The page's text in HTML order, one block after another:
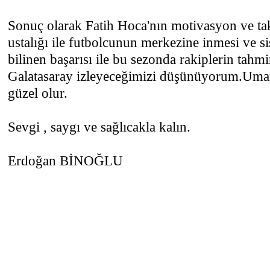
Sonuç olarak Fatih Hoca'nın motivasyon ve
ustalığı ile futbolcunun merkezine inmesi ve
bilinen başarısı ile bu sezonda rakiplerin
Galatasaray izleyeceğimizi
güzel olur.
Sevgi , saygı ve sağlıcakla kalın.
Erdoğan BİNOĞLU